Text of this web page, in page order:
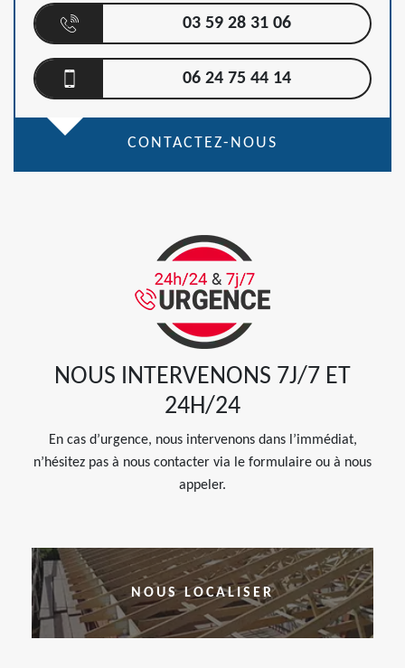
03 59 28 31 06
06 24 75 44 14
CONTACTEZ-NOUS
NOUS INTERVENONS 7J/7 ET
24H/24
En cas d’urgence, nous intervenons dans l’immédiat,
n’hésitez pas à nous contacter via le formulaire ou à nous
appeler.
NOUS LOCALISER